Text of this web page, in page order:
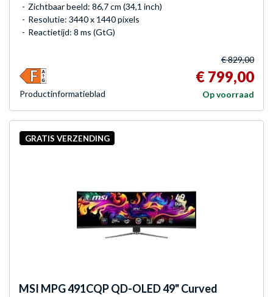
Zichtbaar beeld: 86,7 cm (34,1 inch)
Resolutie: 3440 x 1440 pixels
Reactietijd: 8 ms (GtG)
€ 829,00
€ 799,00
Op voorraad
Product­informatieblad
GRATIS VERZENDING
MSI MPG 491CQP QD-OLED 49" Curved